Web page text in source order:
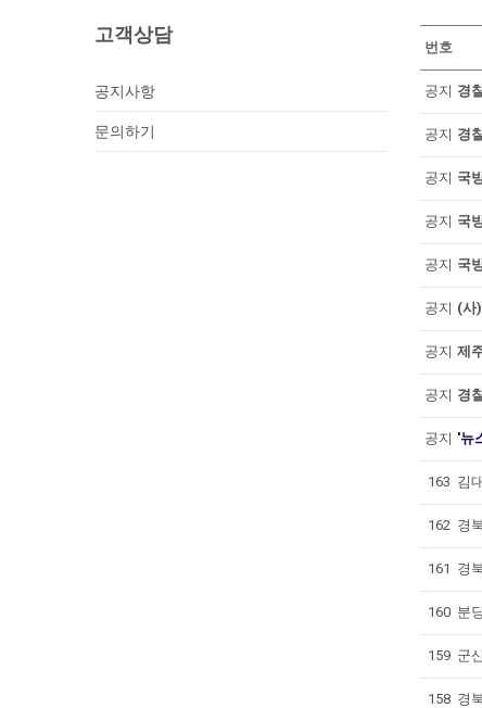
번호
공지 경
공지 경
공지 국
공지 국
공지 국
공지 (사
공지 제
공지 경
공지 '뉴
163 김
162 경
161 경
160 분
159 군
158 경
고객상담
공지사항
문의하기